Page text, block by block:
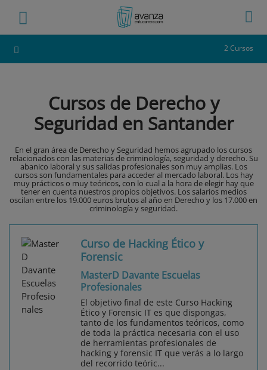
2 Cursos
Cursos de Derecho y
Seguridad en Santander
En el gran área de Derecho y Seguridad hemos agrupado los cursos
relacionados con las materias de criminología, seguridad y derecho. Su
abanico laboral y sus salidas profesionales son muy amplias. Los
cursos son fundamentales para acceder al mercado laboral. Los hay
muy prácticos o muy teóricos, con lo cual a la hora de elegir hay que
tener en cuenta nuestros propios objetivos. Los salarios medios
oscilan entre los 19.000 euros brutos al año en Derecho y los 17.000 en
criminología y seguridad.
Curso de Hacking Ético y
Forensic
MasterD Davante Escuelas
Profesionales
El objetivo final de este Curso Hacking
Ético y Forensic IT es que dispongas,
tanto de los fundamentos teóricos, como
de toda la práctica necesaria con el uso
de herramientas profesionales de
hacking y forensic IT que verás a lo largo
del recorrido teóric...